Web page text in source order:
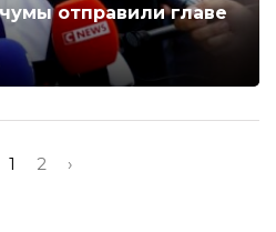
отправили главе
1 2 ›